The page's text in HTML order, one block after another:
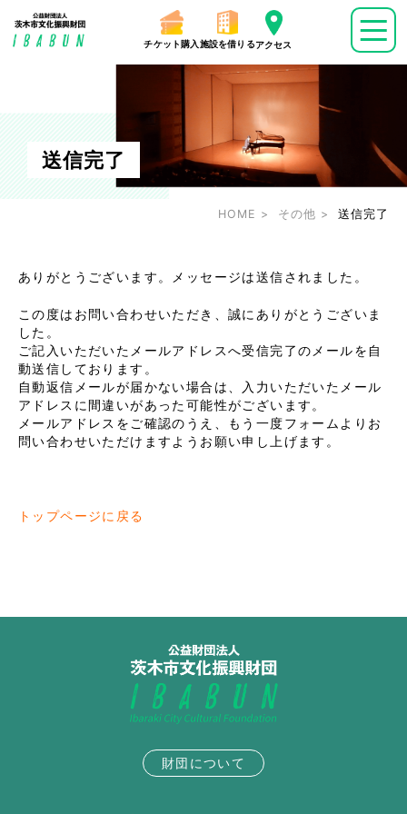
チケット購入 施設を借りるアクセス
送信完了
HOME その他 送信完了
ありがとうございます。メッセージは送信されました。
この度はお問い合わせいただき、誠にありがとうございま
した。
ご記入いただいたメールアドレスへ受信完了のメールを自
動送信しております。
自動返信メールが届かない場合は、入力いただいたメール
アドレスに間違いがあった可能性がございます。
メールアドレスをご確認のうえ、もう一度フォームよりお
問い合わせいただけますようお願い申し上げます。
トップページに戻る
財団について